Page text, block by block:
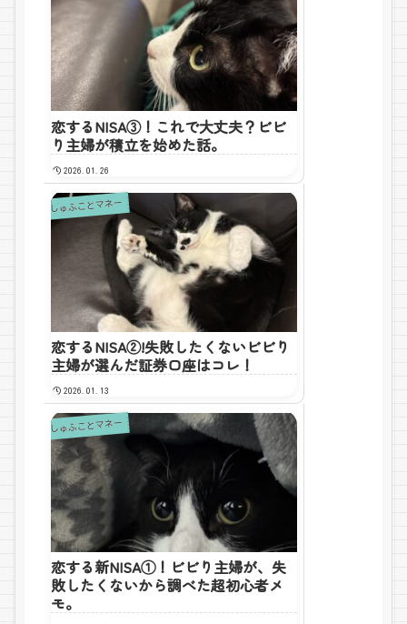
恋するNISA③！これで大丈夫？ビビ
り主婦が積立を始めた話。
2026.01.26
しゅふことマネー
恋するNISA②!失敗したくないビビり
主婦が選んだ証券口座はコレ！
2026.01.13
しゅふことマネー
恋する新NISA①！ビビり主婦が、失
敗したくないから調べた超初心者メ
モ。